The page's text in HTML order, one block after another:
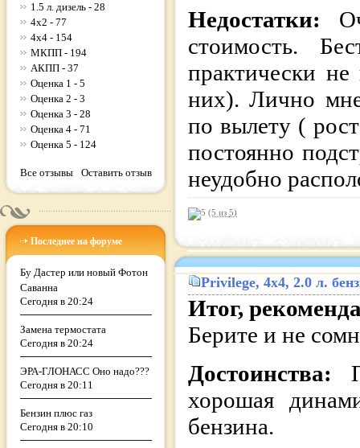
1.5 л. дизель - 28
4x2 - 77
4x4 - 154
МКПП - 194
АКПП - 37
Оценка 1 - 5
Оценка 2 - 3
Оценка 3 - 28
Оценка 4 - 71
Оценка 5 - 124
Все отзывы Оставить отзыв
Последнее на форуме
Бу Дастер или новый Фотон
Саванна
Сегодня в 20:24
Замена термостата
Сегодня в 20:24
ЭРА-ГЛОНАСС Оно надо???
Сегодня в 20:11
Бензин плюс газ
Сегодня в 20:10
Недостатки:
стоимость.
практически
них). Лично мне
по вылету (
постоянно
неудобно
(5 из 5)
Privilege, 4x4, 2.0 л.
Итог,
Берите и не
Достоинства:
хорошая
бензина.